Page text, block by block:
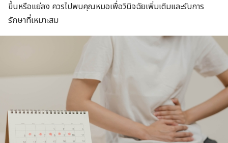
ขึ้นหรือแย่ลง ควรไปพบคุณหมอเพื่อวินิจฉัยเพิ่มเติมและรับการ
รักษาที่เหมาะสม